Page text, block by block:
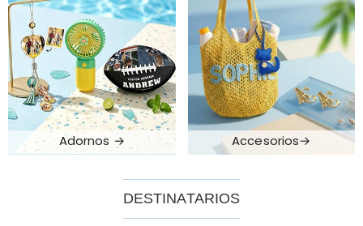
Adornos → Accesorios→
DESTINATARIOS